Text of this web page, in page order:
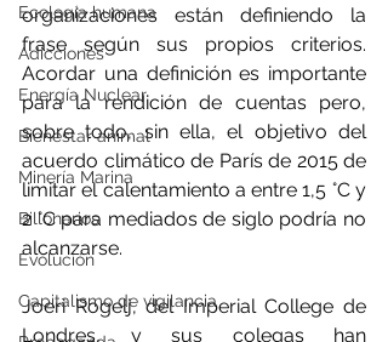
Ecología humana
Adicciones
Energía Nuclear
Bienestar animal
Minería Marina
Billonarios
Evolución
Capitalismo de vigilancia
organizaciones están definiendo la
frase según sus propios criterios.
Acordar una definición es importante
para la rendición de cuentas pero,
sobre todo, sin ella, el objetivo del
acuerdo climático de París de 2015 de
limitar el calentamiento a entre 1,5 °C y
2 °C para mediados de siglo podría no
alcanzarse.
Joeri Rogelj, del Imperial College de
Londres, y sus colegas han